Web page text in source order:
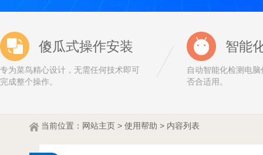
傻瓜式操作安装
专为菜鸟精心设计，无需任何技术即可
完成整个操作。
智能
自动智能化检测电
否合适用。
当前位置： 网站主页 > 使用帮助 > 内容列表